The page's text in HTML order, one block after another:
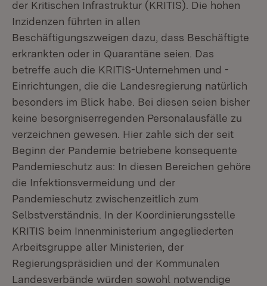
der Kritischen Infrastruktur (KRITIS). Die hohen
Inzidenzen führten in allen
Beschäftigungszweigen dazu, dass Beschäftigte
erkrankten oder in Quarantäne seien. Das
betreffe auch die KRITIS-Unternehmen und -
Einrichtungen, die die Landesregierung natürlich
besonders im Blick habe. Bei diesen seien bisher
keine besorgniserregenden Personalausfälle zu
verzeichnen gewesen. Hier zahle sich der seit
Beginn der Pandemie betriebene konsequente
Pandemieschutz aus: In diesen Bereichen gehöre
die Infektionsvermeidung und der
Pandemieschutz zwischenzeitlich zum
Selbstverständnis. In der Koordinierungsstelle
KRITIS beim Innenministerium angegliederten
Arbeitsgruppe aller Ministerien, der
Regierungspräsidien und der Kommunalen
Landesverbände würden sowohl notwendige